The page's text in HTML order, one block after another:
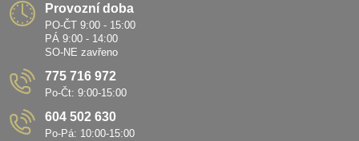
Provozní doba
PO-ČT 9:00 - 15:00
PÁ 9:00 - 14:00
SO-NE zavřeno
775 716 972
Po-Čt: 9:00-15:00
604 502 630
Po-Pá: 10:00-15:00